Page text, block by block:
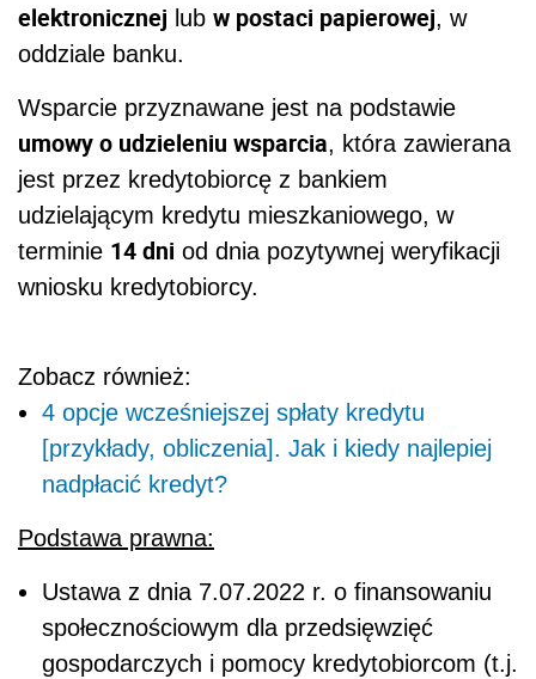
elektronicznej lub w postaci papierowej, w
oddziale banku.
Wsparcie przyznawane jest na podstawie
umowy o udzieleniu wsparcia, która zawierana
jest przez kredytobiorcę z bankiem
udzielającym kredytu mieszkaniowego, w
terminie 14 dni od dnia pozytywnej weryfikacji
wniosku kredytobiorcy.
Zobacz również:
4 opcje wcześniejszej spłaty kredytu
[przykłady, obliczenia]. Jak i kiedy najlepiej
nadpłacić kredyt?
Podstawa prawna:
Ustawa z dnia 7.07.2022 r. o finansowaniu
społecznościowym dla przedsięwzięć
gospodarczych i pomocy kredytobiorcom (t.j.